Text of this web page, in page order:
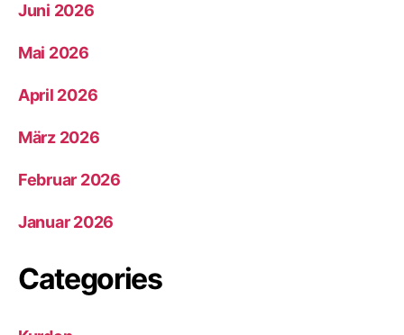
Juni 2026
Mai 2026
April 2026
März 2026
Februar 2026
Januar 2026
Categories